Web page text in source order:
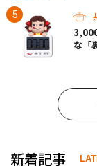
な「
新着記事